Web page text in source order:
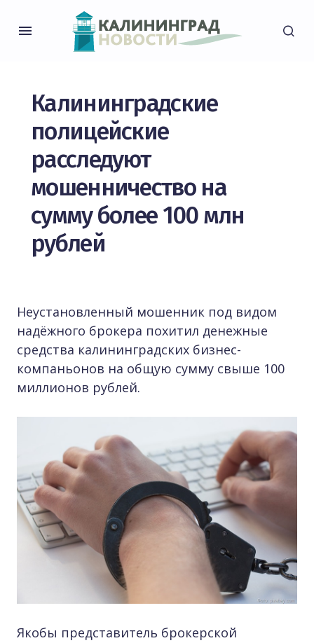
Калининградские
полицейские
расследуют
мошенничество на
сумму более 100 млн
рублей
Неустановленный мошенник под видом
надёжного брокера похитил денежные
средства калининградских бизнес-
компаньонов на общую сумму свыше 100
миллионов рублей.
Якобы представитель брокерской